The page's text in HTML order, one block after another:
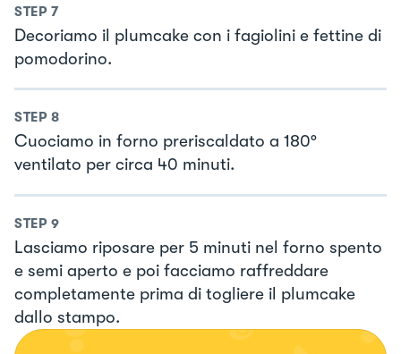
STEP 7
Decoriamo il plumcake con i fagiolini e fettine di
pomodorino.
STEP 8
Cuociamo in forno preriscaldato a 180°
ventilato per circa 40 minuti.
STEP 9
Lasciamo riposare per 5 minuti nel forno spento
e semi aperto e poi facciamo raffreddare
completamente prima di togliere il plumcake
dallo stampo.